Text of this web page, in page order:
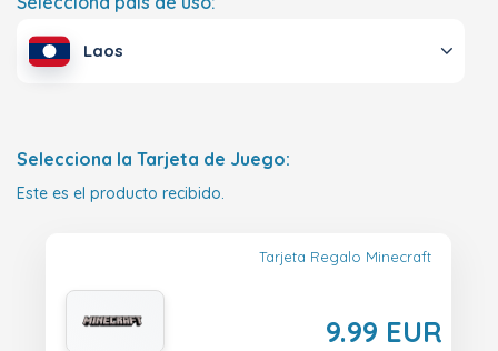
Laos
Selecciona la Tarjeta de Juego:
Este es el producto recibido.
Tarjeta Regalo Minecraft
9.99 EUR